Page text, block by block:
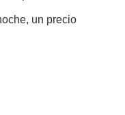
un precio